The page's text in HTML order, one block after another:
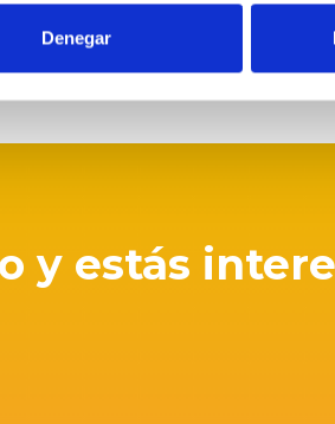
Denegar
manos a la obra que al final
y estás